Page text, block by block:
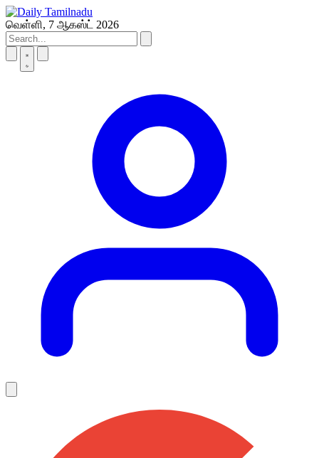
Skip
to
content
வெள்ளி, 7 ஆகஸ்ட் 2026